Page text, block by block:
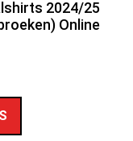
2024/25
Online